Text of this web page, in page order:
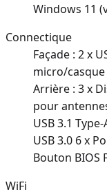
Windows 11
Connectique
Façade : 2 x
micro/
Arrière : 3 x
pour
USB 3.1
USB 3.0 6 x
Bouton BIOS
WiFi